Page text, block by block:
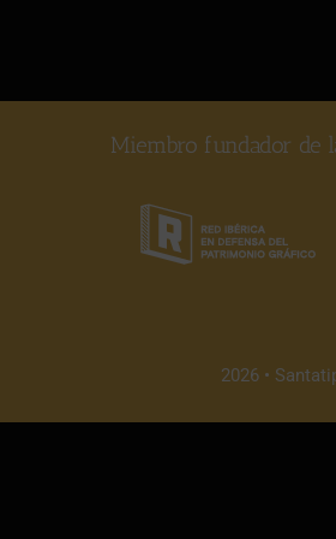
Miembro fundador de
2026 •